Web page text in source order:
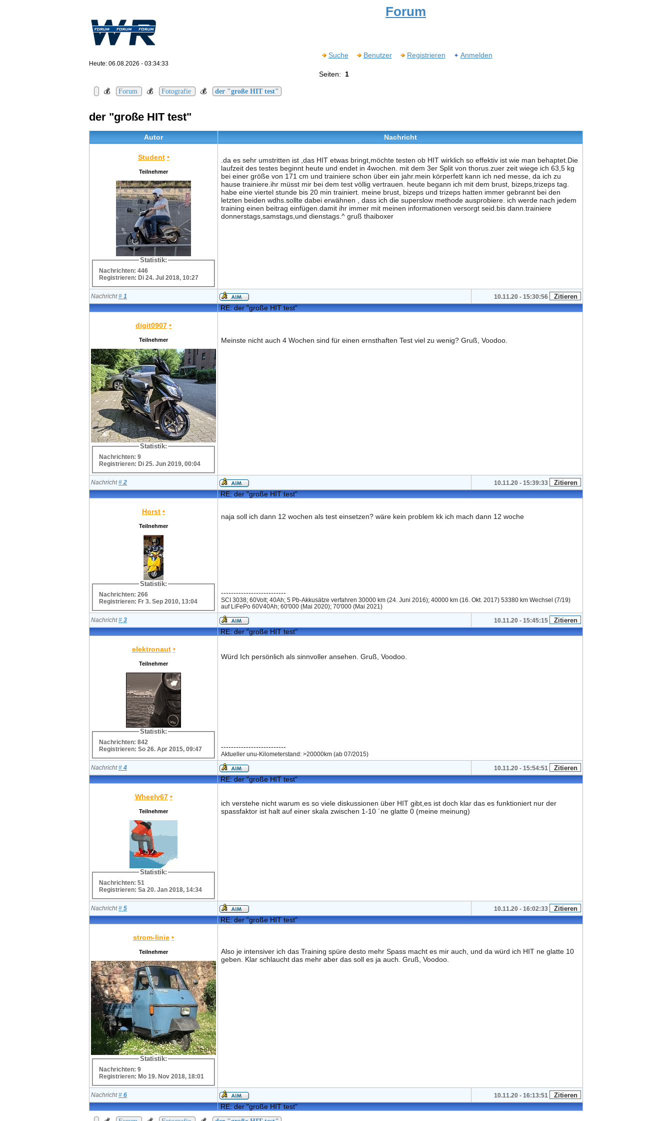
Forum
Suche Benutzer Registrieren Anmelden
Heute: 06.08.2026 - 03:34:33
Seiten: 1
💰 Forum 💰 Fotografie 💰 der "große HIT test"
der "große HIT test"
Autor Nachricht
Student •
Teilnehmer
Statistik:
Nachrichten: 446
Registrieren: Di 24. Jul 2018, 10:27
.da es sehr umstritten ist ,das HIT etwas bringt,möchte testen ob HIT wirklich so effektiv ist wie man behaptet.Die
laufzeit des testes beginnt heute und endet in 4wochen. mit dem 3er Split von thorus.zuer zeit wiege ich 63,5 kg
bei einer größe von 171 cm und trainiere schon über ein jahr.mein körperfett kann ich ned messe, da ich zu
hause trainiere.ihr müsst mir bei dem test völlig vertrauen. heute begann ich mit dem brust, bizeps,trizeps tag.
habe eine viertel stunde bis 20 min trainiert. meine brust, bizeps und trizeps hatten immer gebrannt bei den
letzten beiden wdhs.sollte dabei erwähnen , dass ich die superslow methode ausprobiere. ich werde nach jedem
training einen beitrag einfügen.damit ihr immer mit meinen informationen versorgt seid.bis dann.trainiere
donnerstags,samstags,und dienstags.^ gruß thaiboxer
Nachricht# 1 10.11.20 - 15:30:56
RE: der "große HIT test"
digit0907 •
Teilnehmer
Statistik:
Nachrichten: 9
Registrieren: Di 25. Jun 2019, 00:04
Meinste nicht auch 4 Wochen sind für einen ernsthaften Test viel zu wenig? Gruß, Voodoo.
Nachricht# 2 10.11.20 - 15:39:33
RE: der "große HIT test"
Horst •
Teilnehmer
Statistik:
Nachrichten: 266
Registrieren: Fr 3. Sep 2010, 13:04
naja soll ich dann 12 wochen als test einsetzen? wäre kein problem kk ich mach dann 12 woche
--------------------------
SCI 3038; 60Volt; 40Ah; 5 Pb-Akkusätze verfahren 30000 km (24. Juni 2016); 40000 km (16. Okt. 2017) 53380 km Wechsel (7/19)
auf LiFePo 60V40Ah; 60'000 (Mai 2020); 70'000 (Mai 2021)
Nachricht# 3 10.11.20 - 15:45:15
RE: der "große HIT test"
elektronaut •
Teilnehmer
Statistik:
Nachrichten: 842
Registrieren: So 26. Apr 2015, 09:47
Würd Ich persönlich als sinnvoller ansehen. Gruß, Voodoo.
--------------------------
Aktueller unu-Kilometerstand: >20000km (ab 07/2015)
Nachricht# 4 10.11.20 - 15:54:51
RE: der "große HIT test"
Wheely67 •
Teilnehmer
Statistik:
Nachrichten: 51
Registrieren: Sa 20. Jan 2018, 14:34
ich verstehe nicht warum es so viele diskussionen über HIT gibt,es ist doch klar das es funktioniert nur der
spassfaktor ist halt auf einer skala zwischen 1-10 ´ne glatte 0 (meine meinung)
Nachricht# 5 10.11.20 - 16:02:33
RE: der "große HIT test"
strom-linie •
Teilnehmer
Statistik:
Nachrichten: 9
Registrieren: Mo 19. Nov 2018, 18:01
Also je intensiver ich das Training spüre desto mehr Spass macht es mir auch, und da würd ich HIT ne glatte 10
geben. Klar schlaucht das mehr aber das soll es ja auch. Gruß, Voodoo.
Nachricht# 6 10.11.20 - 16:13:51
RE: der "große HIT test"